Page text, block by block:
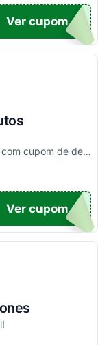
UPOM
Ver cupom
Produtos com até 30% off e +10% extra com cupom de desconto em produtos participantes da campanha. Consulte exceções no site. Aplique o código promocional no carrinho e aproveite!
10
Ver cupom